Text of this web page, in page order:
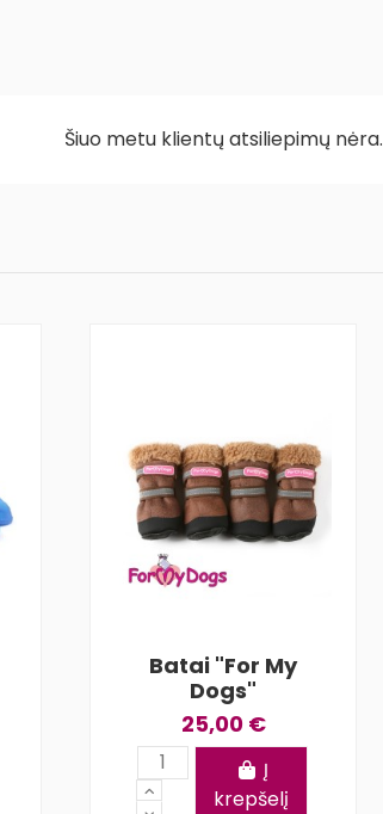
Šiuo metu klientų atsiliepimų nėra.
Batai "For My
Dogs"
25,00 €
Į
krepšelį